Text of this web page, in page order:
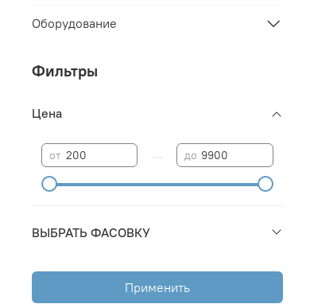
Оборудование
Фильтры
Цена
от до
ВЫБРАТЬ ФАСОВКУ
Применить